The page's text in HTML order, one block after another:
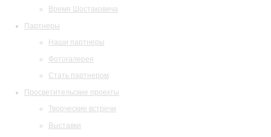
Время Шостаковича
Партнеры
Наши партнеры
Фотогалерея
Стать партнером
Просветительские проекты
Творческие встречи
Выставки